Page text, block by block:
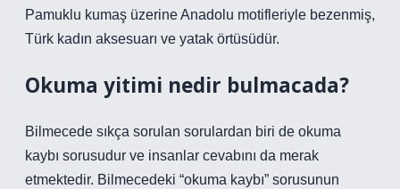
Pamuklu kumaş üzerine Anadolu motifleriyle bezenmiş,
Türk kadın aksesuarı ve yatak örtüsüdür.
Okuma yitimi nedir bulmacada?
Bilmecede sıkça sorulan sorulardan biri de okuma
kaybı sorusudur ve insanlar cevabını da merak
etmektedir. Bilmecedeki “okuma kaybı” sorusunun